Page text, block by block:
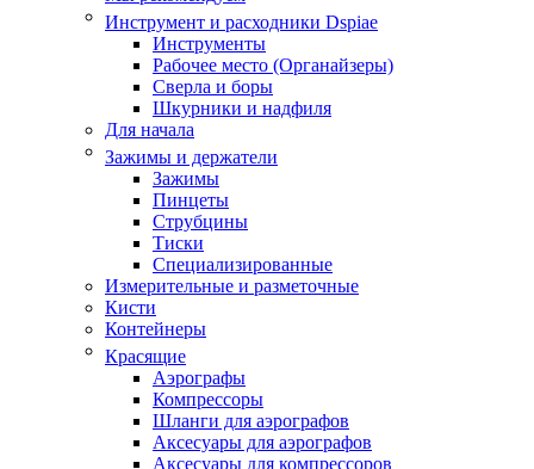
Инструмент и расходники Dspiae
Инструменты
Рабочее место (Органайзеры)
Сверла и боры
Шкурники и надфиля
Для начала
Зажимы и держатели
Зажимы
Пинцеты
Струбцины
Тиски
Специализированные
Измерительные и разметочные
Кисти
Контейнеры
Красящие
Аэрографы
Компрессоры
Шланги для аэрографов
Аксесуары для аэрографов
Аксесуары для компрессоров